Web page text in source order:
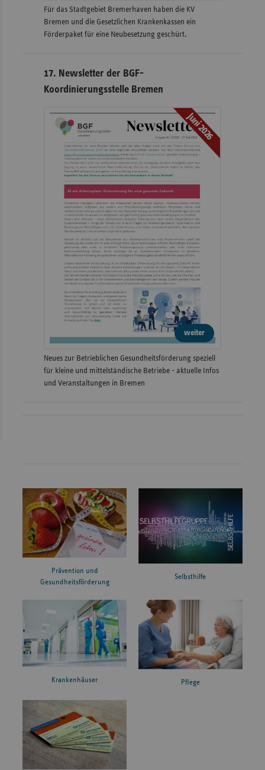
Für das Stadtgebiet Bremerhaven haben die KV
Bremen und die Gesetzlichen Krankenkassen ein
Förderpaket für eine Neubesetzung geschürt.
17. Newsletter der BGF-
Koordinierungsstelle Bremen
Juni 2026
weiter
Neues zur Betrieblichen Gesundheitsförderung speziell
für kleine und mittelständische Betriebe - aktuelle Infos
und Veranstaltungen in Bremen
Prävention und
Gesundheitsförderung
Selbsthilfe
Krankenhäuser Pflege